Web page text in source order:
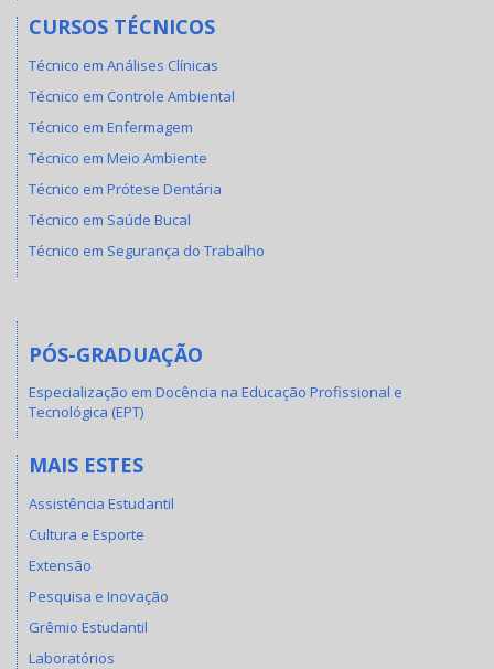
CURSOS TÉCNICOS
Técnico em Análises Clínicas
Técnico em Controle Ambiental
Técnico em Enfermagem
Técnico em Meio Ambiente
Técnico em Prótese Dentária
Técnico em Saúde Bucal
Técnico em Segurança do Trabalho
PÓS-GRADUAÇÃO
Especialização em Docência na Educação Profissional e
Tecnológica (EPT)
MAIS ESTES
Assistência Estudantil
Cultura e Esporte
Extensão
Pesquisa e Inovação
Grêmio Estudantil
Laboratórios